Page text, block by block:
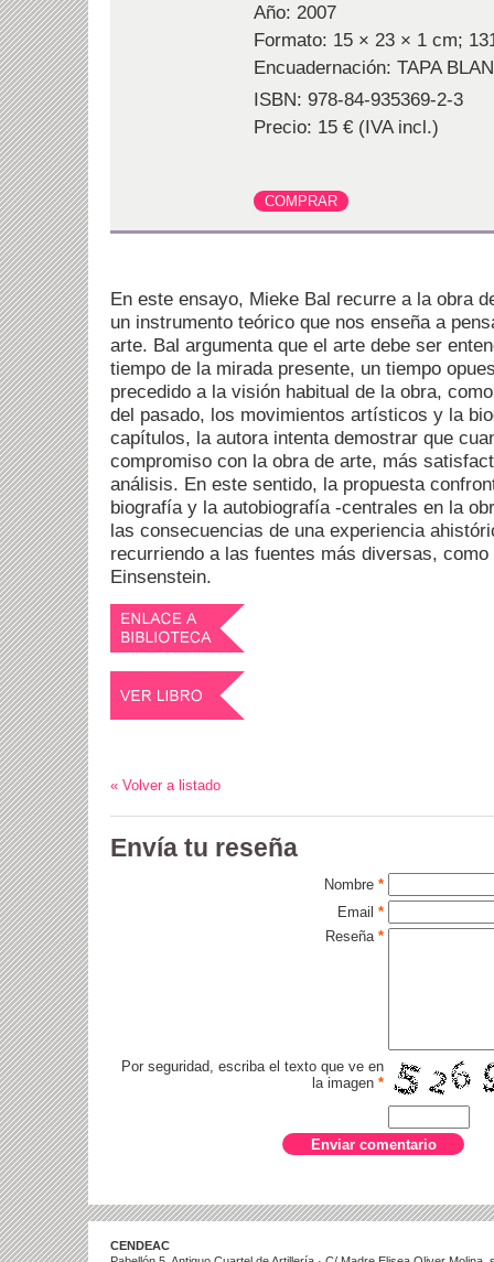
Año: 2007
Formato: 15 × 23 × 1 cm;
Encuadernación: TAPA
ISBN: 978-84-935369-2-3
Precio: 15 € (IVA incl.)
En este ensayo, Mieke Bal recurre a la obra
un instrumento teórico que nos enseña a
arte. Bal argumenta que el arte debe ser
tiempo de la mirada presente, un tiempo
precedido a la visión habitual de la obra,
del pasado, los movimientos artísticos y la
capítulos, la autora intenta demostrar que
compromiso con la obra de arte, más
análisis. En este sentido, la propuesta
biografía y la autobiografía -centrales en la
las consecuencias de una experiencia
recurriendo a las fuentes más diversas,
Einsenstein.
« Volver a listado
Envía tu reseña
Nombre *
Email *
Reseña *
Por seguridad, escriba el texto que ve en
la imagen *
CENDEAC